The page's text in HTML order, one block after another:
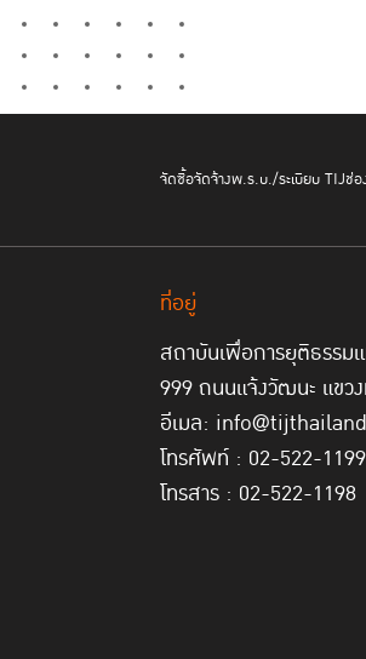
จัดซื้อจัดจ้างพ.ร.บ./ระเบียบ TIJช่อ
ที่อยู่
สถาบันเพื่อการยุติธรรม
999 ถนนแจ้งวัฒนะ แขว
อีเมล:
โทรศัพท์ : 02-522-1199
โทรสาร : 02-522-1198